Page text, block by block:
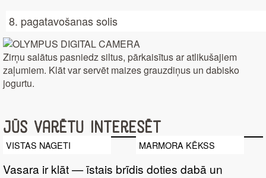
8. pagatavošanas solis
Zirņu salātus pasniedz siltus, pārkaisītus ar atlikušajiem
zaļumiem. Klāt var servēt maizes grauzdiņus un dabisko
jogurtu.
Jūs varētu interesēt
VISTAS NAGETI MARMORA KĒKSS
Vasara ir klāt — īstais brīdis doties dabā un